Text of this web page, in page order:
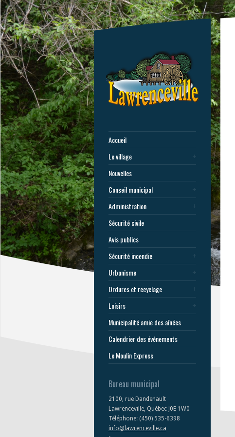
Accueil
Le village
Nouvelles
Conseil municipal
Administration
Sécurité civile
Avis publics
Sécurité incendie
Urbanisme
Ordures et recyclage
Loisirs
Municipalité amie des aînées
Calendrier des événements
Le Moulin Express
Bureau municipal
2100, rue Dandenault
Lawrenceville, Québec J0E 1W0
Téléphone: (450) 535-6398
info@lawrenceville.ca